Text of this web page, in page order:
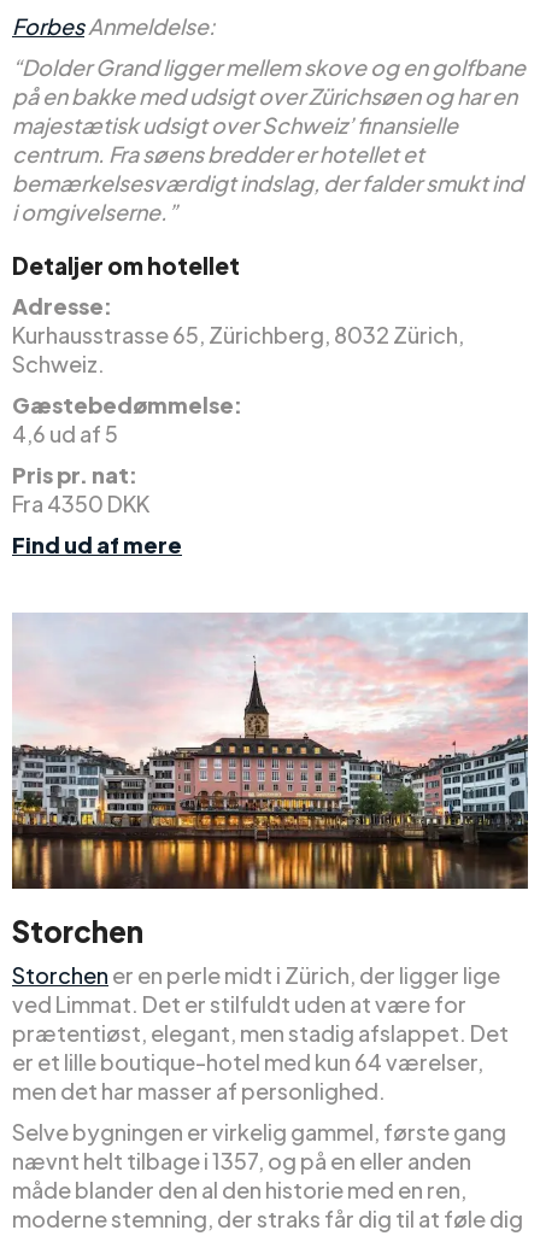
ForbesAnmeldelse:
“Dolder Grand ligger mellem skove og en golfbane
på en bakke med udsigt over Zürichsøen og har en
majestætisk udsigt over Schweiz’ finansielle
centrum. Fra søens bredder er hotellet et
bemærkelsesværdigt indslag, der falder smukt ind
i omgivelserne.”
Detaljer om hotellet
Adresse:
Kurhausstrasse 65, Zürichberg, 8032 Zürich,
Schweiz.
Gæstebedømmelse:
4,6 ud af 5
Pris pr. nat:
Fra 4350 DKK
Find ud af mere
Storchen
Storchen er en perle midt i Zürich, der ligger lige
ved Limmat. Det er stilfuldt uden at være for
prætentiøst, elegant, men stadig afslappet. Det
er et lille boutique-hotel med kun 64 værelser,
men det har masser af personlighed.
Selve bygningen er virkelig gammel, første gang
nævnt helt tilbage i 1357, og på en eller anden
måde blander den al den historie med en ren,
moderne stemning, der straks får dig til at føle dig